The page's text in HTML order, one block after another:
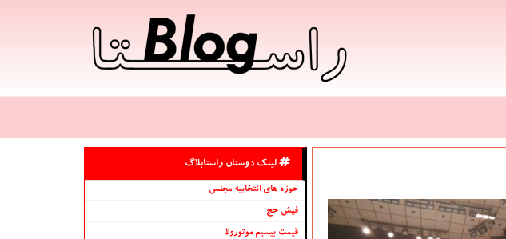
لینک دوستان راستابلاگ
حوزه های انتخابیه مجلس
فیش حج
قیمت بیسیم موتورولا